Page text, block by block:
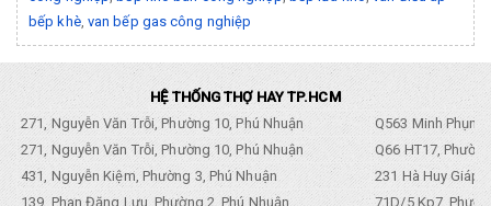
bếp khè, van bếp gas công nghiệp
HỆ THỐNG THỢ HAY TP.HCM
271, Nguyễn Văn Trỗi, Phường 10, Phú Nhuận
Q563 Minh
271, Nguyễn Văn Trỗi, Phường 10, Phú Nhuận
Q66 HT17,
431, Nguyễn Kiệm, Phường 3, Phú Nhuận
231 Hà Huy Giáp,
139, Phan Đăng Lưu, Phường 2, Phú Nhuận
71D/5 Kp7,